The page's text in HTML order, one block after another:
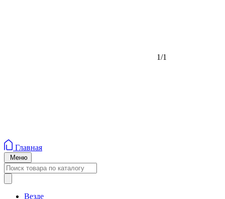
1/1
Главная
Меню
Везде